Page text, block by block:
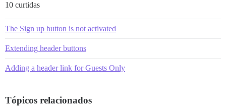
10 curtidas
The Sign up button is not activated
Extending header buttons
Adding a header link for Guests Only
Tópicos relacionados